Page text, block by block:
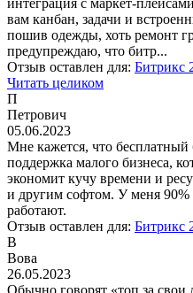
вам канбан, задачи и
пошив одежды, хоть ремонт
предупреждаю, что битр...
Отзыв оставлен для: Битрикс
Читать целиком
П
Петрович
05.06.2023
Мне кажется, что бесплатный
поддержка малого бизнеса,
экономит кучу времени и
и другим софтом. У меня
работают.
Отзыв оставлен для: Битрикс
В
Вова
26.05.2023
Обычно говорят «топ за свои